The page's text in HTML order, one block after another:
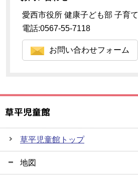
愛西市役所 健康子ども部 子育
電話:0567-55-7118
お問い合わせフォーム
草平児童館
草平児童館トップ
地図